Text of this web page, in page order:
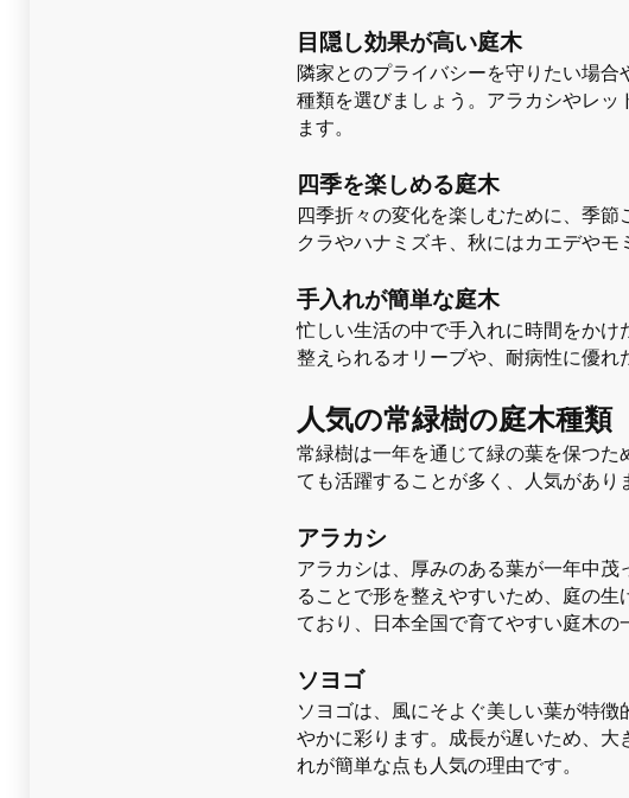
目隠し効果が高い庭木
隣家とのプライバシーを守りたい場
種類を選びましょう。アラカシやレ
ます。
四季を楽しめる庭木
四季折々の変化を楽しむために、季
クラやハナミズキ、秋にはカエデやモ
手入れが簡単な庭木
忙しい生活の中で手入れに時間をか
整えられるオリーブや、耐病性に優れ
人気の常緑樹の庭木種類
常緑樹は一年を通じて緑の葉を保つ
ても活躍することが多く、人気があり
アラカシ
アラカシは、厚みのある葉が一年中
ることで形を整えやすいため、庭の
ており、日本全国で育てやすい庭木の
ソヨゴ
ソヨゴは、風にそよぐ美しい葉が特
やかに彩ります。成長が遅いため、
れが簡単な点も人気の理由です。